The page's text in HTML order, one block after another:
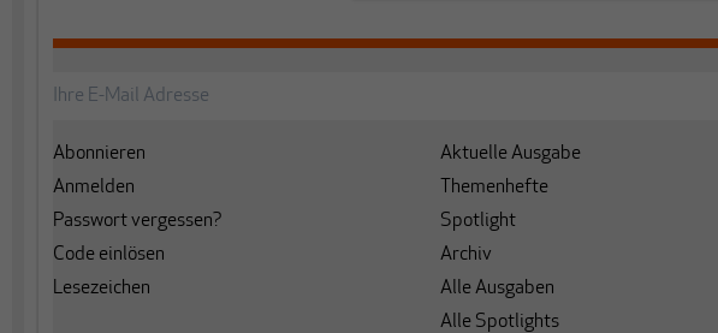
Abonnieren
Anmelden
Passwort vergessen?
Code einlösen
Lesezeichen
Aktuelle Ausgabe
Themenhefte
Spotlight
Archiv
Alle Ausgaben
Alle Spotlights